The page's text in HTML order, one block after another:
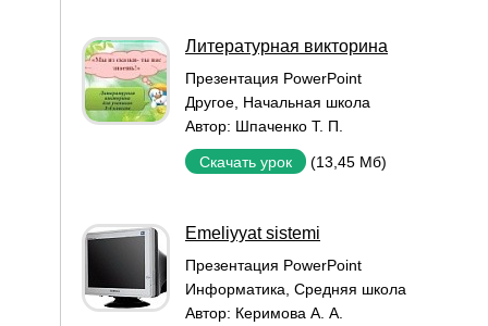
Литературная викторина
Презентация PowerPoint
Другое Начальная школа
Автор: Шпаченко Т. П.
Скачать урок (13,45 Мб)
Emeliyyat sistemi
Презентация PowerPoint
Информатика Средняя школа
Автор: Керимова А. А.